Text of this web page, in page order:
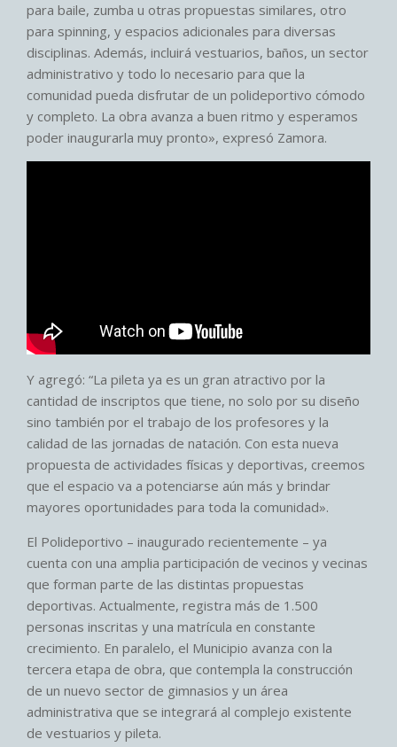
para baile, zumba u otras propuestas similares, otro
para spinning, y espacios adicionales para diversas
disciplinas. Además, incluirá vestuarios, baños, un sector
administrativo y todo lo necesario para que la
comunidad pueda disfrutar de un polideportivo cómodo
y completo. La obra avanza a buen ritmo y esperamos
poder inaugurarla muy pronto», expresó Zamora.
Y agregó: “La pileta ya es un gran atractivo por la
cantidad de inscriptos que tiene, no solo por su diseño
sino también por el trabajo de los profesores y la
calidad de las jornadas de natación. Con esta nueva
propuesta de actividades físicas y deportivas, creemos
que el espacio va a potenciarse aún más y brindar
mayores oportunidades para toda la comunidad».
El Polideportivo – inaugurado recientemente – ya
cuenta con una amplia participación de vecinos y vecinas
que forman parte de las distintas propuestas
deportivas. Actualmente, registra más de 1.500
personas inscritas y una matrícula en constante
crecimiento. En paralelo, el Municipio avanza con la
tercera etapa de obra, que contempla la construcción
de un nuevo sector de gimnasios y un área
administrativa que se integrará al complejo existente
de vestuarios y pileta.